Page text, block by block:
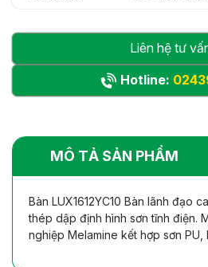
Liên hệ tư
Hotline:
MÔ TẢ SẢN PHẨM
Bàn LUX1612YC10 Bàn lãnh đạo
thép dập định hình sơn tĩnh điện.
nghiệp Melamine kết hợp sơn